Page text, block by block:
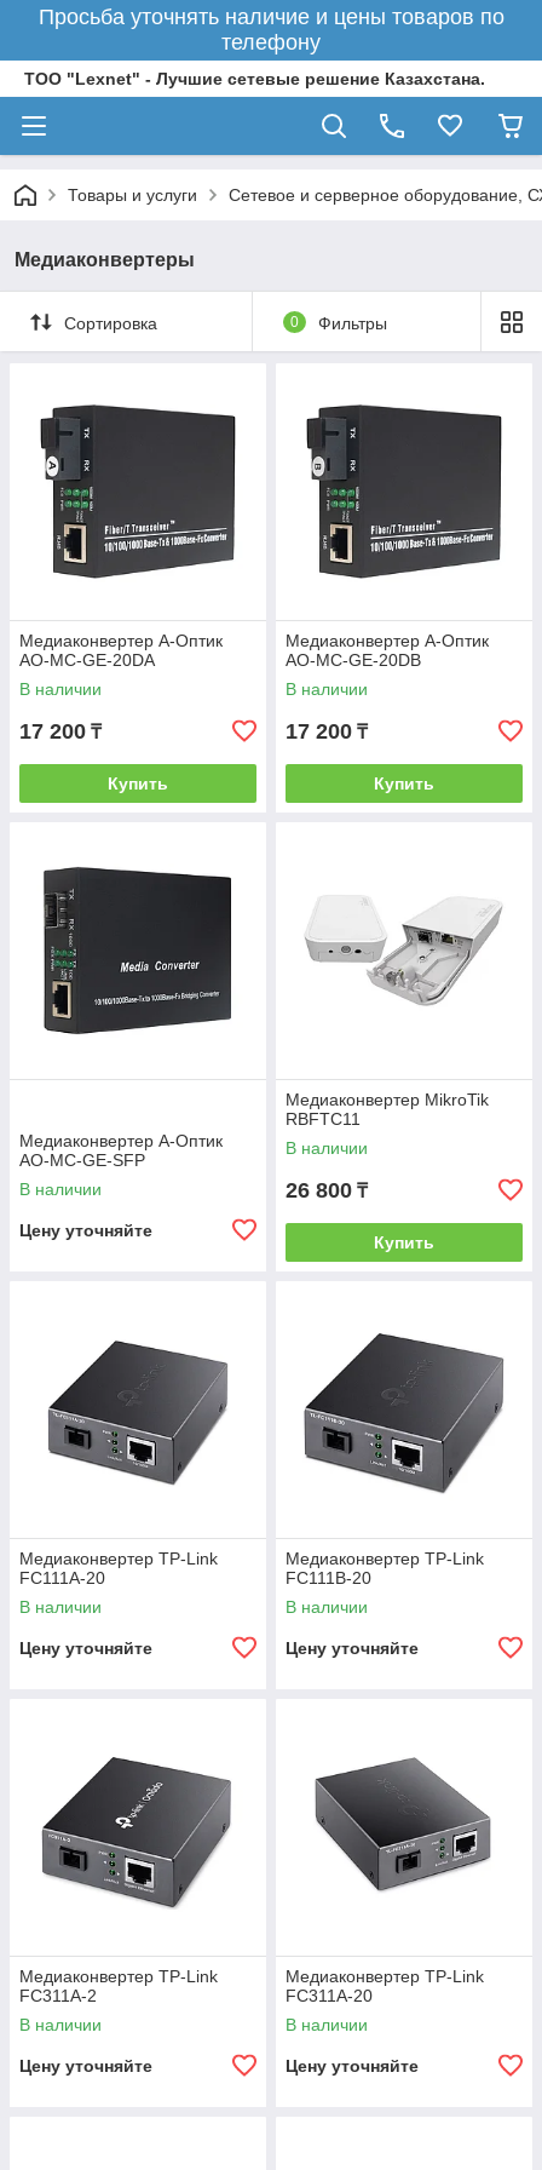
Просьба уточнять наличие и цены товаров по
телефону
ТОО "Lexnet" - Лучшие сетевые решение Казахстана.
Товары и услуги Сетевое и серверное оборудование,
Медиаконвертеры
Сортировка 0 Фильтры
Медиаконвертер А-Оптик
AO-MC-GE-20DA
В наличии
17 200 ₸
Купить
Медиаконвертер А-Оптик
AO-MC-GE-20DB
В наличии
17 200 ₸
Купить
Медиаконвертер А-Оптик
AO-MC-GE-SFP
В наличии
Цену уточняйте
Медиаконвертер MikroTik
RBFTC11
В наличии
26 800 ₸
Купить
Медиаконвертер TP-Link
FC111A-20
В наличии
Цену уточняйте
Медиаконвертер TP-Link
FC111B-20
В наличии
Цену уточняйте
Медиаконвертер TP-Link
FC311A-2
В наличии
Цену уточняйте
Медиаконвертер TP-Link
FC311A-20
В наличии
Цену уточняйте